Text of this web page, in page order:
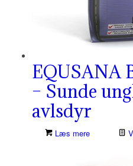
EQUSANA
– Sunde
avlsdyr
Læs mere